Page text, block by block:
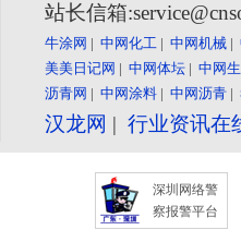
站长信箱
牛涂网 | 中网化工 | 中网机械 |
美美日记网 | 中网体坛 | 中网
沥青网 | 中网涂料 | 中网沥青 |
汉龙网 | 行业资讯在
深圳网络警
察报警平台